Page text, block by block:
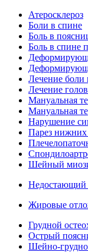
Атеросклероз
Боли в спине
Боль в
Боль в спине
Лечение боли
Лечение
Мануальная
Мануальная
Нарушение
Парез нижних
Шейный
Недостающий
Жировые
Грудной
Острый
Шейно-